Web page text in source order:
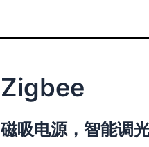
Zigbee
磁吸电源，智能调